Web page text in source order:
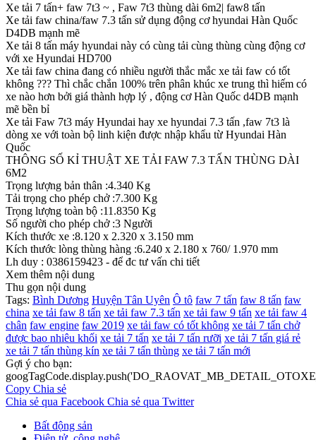
Xe tải 7 tấn+ faw 7t3 ~ , Faw 7t3 thùng dài 6m2| faw8 tấn
Xe tải faw china/faw 7.3 tấn sử dụng động cơ hyundai Hàn Quốc
D4DB mạnh mẽ
Xe tải 8 tấn máy hyundai này có cùng tải cùng thùng cùng động cơ
với xe Hyundai HD700
Xe tải faw china đang có nhiều người thắc mắc xe tải faw có tốt
không ??? Thì chắc chắn 100% trên phân khúc xe trung thì hiếm có
xe nào hơn bởi giá thành hợp lý , động cơ Hàn Quốc d4DB mạnh
mẽ bền bỉ
Xe tải Faw 7t3 máy Hyundai hay xe hyundai 7.3 tấn ,faw 7t3 là
dòng xe với toàn bộ linh kiện được nhập khẩu từ Hyundai Hàn
Quốc
THÔNG SỐ KỈ THUẬT XE TẢI FAW 7.3 TẤN THÙNG DÀI
6M2
Trọng lượng bản thân :4.340 Kg
Tải trọng cho phép chở :7.300 Kg
Trọng lượng toàn bộ :11.8350 Kg
Số người cho phép chở :3 Người
Kích thước xe :8.120 x 2.320 x 3.150 mm
Kích thước lòng thùng hàng :6.240 x 2.180 x 760/ 1.970 mm
Lh duy : 0386159423 - để đc tư vấn chi tiết
Xem thêm nội dung
Thu gọn nội dung
Tags: Bình Dương Huyện Tân Uyên Ô tô faw 7 tấn faw 8 tấn faw
china xe tải faw 8 tấn xe tải faw 7.3 tấn xe tải faw 9 tấn xe tải faw 4
chân faw engine faw 2019 xe tải faw có tốt không xe tải 7 tấn chở
được bao nhiêu khối xe tải 7 tấn xe tải 7 tấn rưỡi xe tải 7 tấn giá rẻ
xe tải 7 tấn thùng kín xe tải 7 tấn thùng xe tải 7 tấn mới
Gợi ý cho bạn:
Copy Chia sẻ
Chia sẻ qua Facebook Chia sẻ qua Twitter
Bất động sản